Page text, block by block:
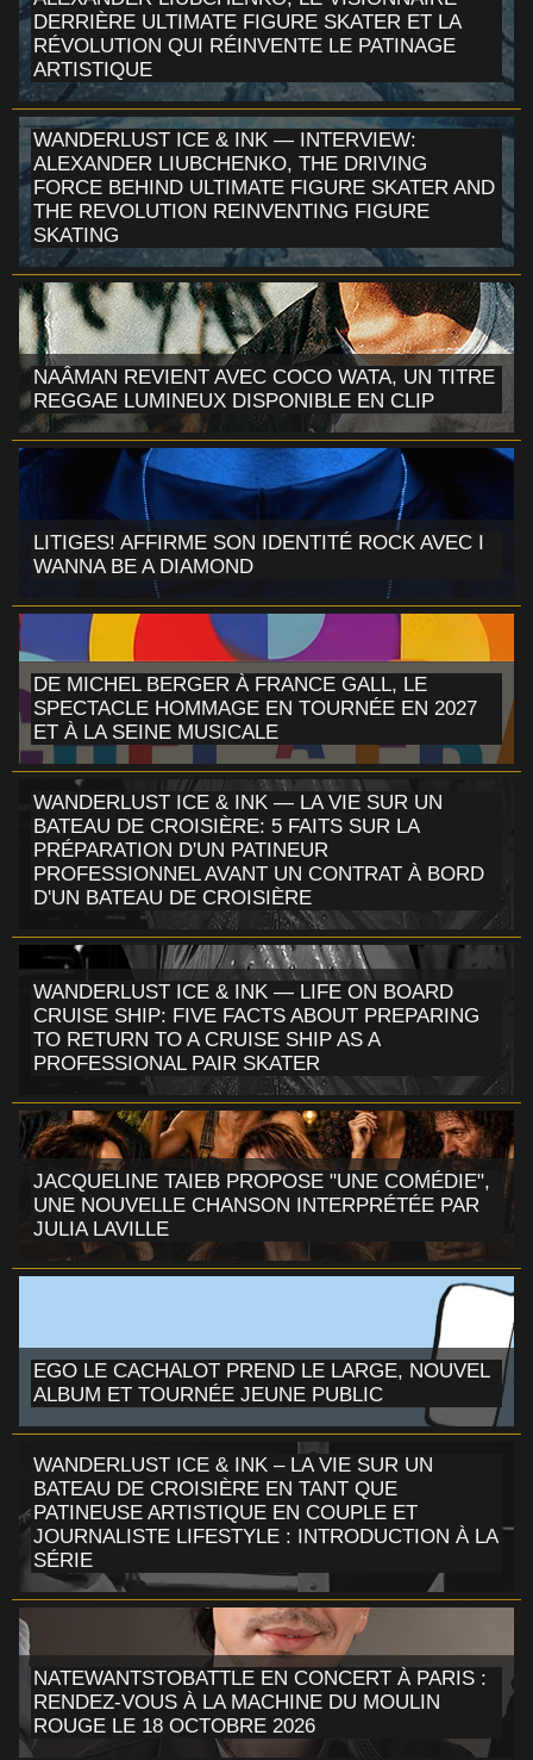
DERRIÈRE ULTIMATE FIGURE SKATER ET LA
RÉVOLUTION QUI RÉINVENTE LE PATINAGE
ARTISTIQUE
WANDERLUST ICE & INK — INTERVIEW:
ALEXANDER LIUBCHENKO, THE DRIVING
FORCE BEHIND ULTIMATE FIGURE SKATER AND
THE REVOLUTION REINVENTING FIGURE
SKATING
NAÂMAN REVIENT AVEC COCO WATA, UN TITRE
REGGAE LUMINEUX DISPONIBLE EN CLIP
LITIGES! AFFIRME SON IDENTITÉ ROCK AVEC I
WANNA BE A DIAMOND
DE MICHEL BERGER À FRANCE GALL, LE
SPECTACLE HOMMAGE EN TOURNÉE EN 2027
ET À LA SEINE MUSICALE
WANDERLUST ICE & INK — LA VIE SUR UN
BATEAU DE CROISIÈRE: 5 FAITS SUR LA
PRÉPARATION D'UN PATINEUR
PROFESSIONNEL AVANT UN CONTRAT À BORD
D'UN BATEAU DE CROISIÈRE
WANDERLUST ICE & INK — LIFE ON BOARD
CRUISE SHIP: FIVE FACTS ABOUT PREPARING
TO RETURN TO A CRUISE SHIP AS A
PROFESSIONAL PAIR SKATER
JACQUELINE TAIEB PROPOSE "UNE COMÉDIE",
UNE NOUVELLE CHANSON INTERPRÉTÉE PAR
JULIA LAVILLE
EGO LE CACHALOT PREND LE LARGE, NOUVEL
ALBUM ET TOURNÉE JEUNE PUBLIC
WANDERLUST ICE & INK – LA VIE SUR UN
BATEAU DE CROISIÈRE EN TANT QUE
PATINEUSE ARTISTIQUE EN COUPLE ET
JOURNALISTE LIFESTYLE : INTRODUCTION À LA
SÉRIE
NATEWANTSTOBATTLE EN CONCERT À PARIS :
RENDEZ-VOUS À LA MACHINE DU MOULIN
ROUGE LE 18 OCTOBRE 2026